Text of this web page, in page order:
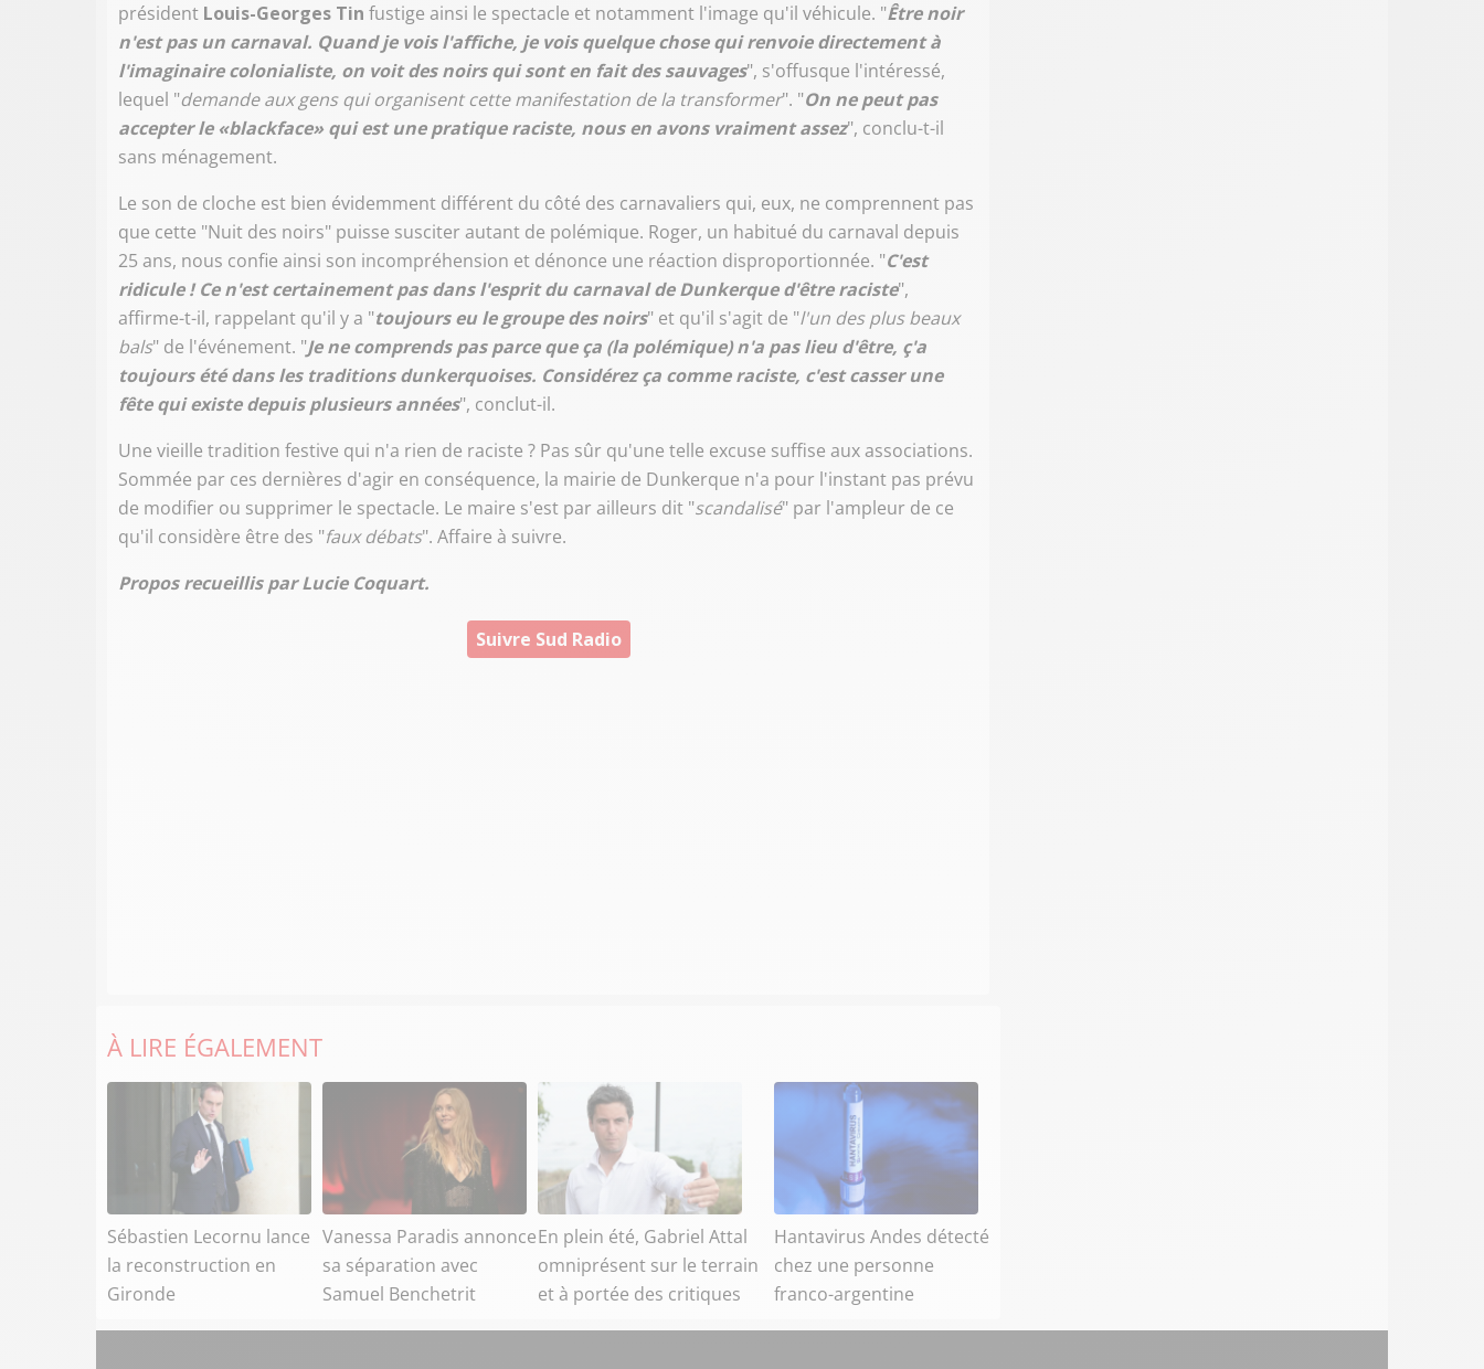
président Louis-Georges Tin fustige ainsi le spectacle et notamment l'image qu'il véhicule. "Être noir
n'est pas un carnaval. Quand je vois l'affiche, je vois quelque chose qui renvoie directement à
l'imaginaire colonialiste, on voit des noirs qui sont en fait des sauvages", s'offusque l'intéressé,
lequel "demande aux gens qui organisent cette manifestation de la transformer". "On ne peut pas
accepter le «blackface» qui est une pratique raciste, nous en avons vraiment assez", conclu-t-il
sans ménagement.
Le son de cloche est bien évidemment différent du côté des carnavaliers qui, eux, ne comprennent pas
que cette "Nuit des noirs" puisse susciter autant de polémique. Roger, un habitué du carnaval depuis
25 ans, nous confie ainsi son incompréhension et dénonce une réaction disproportionnée. "C'est
ridicule ! Ce n'est certainement pas dans l'esprit du carnaval de Dunkerque d'être raciste",
affirme-t-il, rappelant qu'il y a "toujours eu le groupe des noirs" et qu'il s'agit de "l'un des plus beaux
bals" de l'événement. "Je ne comprends pas parce que ça (la polémique) n'a pas lieu d'être, ç'a
toujours été dans les traditions dunkerquoises. Considérez ça comme raciste, c'est casser une
fête qui existe depuis plusieurs années", conclut-il.
Une vieille tradition festive qui n'a rien de raciste ? Pas sûr qu'une telle excuse suffise aux associations.
Sommée par ces dernières d'agir en conséquence, la mairie de Dunkerque n'a pour l'instant pas prévu
de modifier ou supprimer le spectacle. Le maire s'est par ailleurs dit "scandalisé" par l'ampleur de ce
qu'il considère être des "faux débats". Affaire à suivre.
Propos recueillis par Lucie Coquart.
Suivre Sud Radio
À LIRE ÉGALEMENT
Sébastien Lecornu lance
la reconstruction en
Gironde
Vanessa Paradis annonce
sa séparation avec
Samuel Benchetrit
En plein été, Gabriel Attal
omniprésent sur le terrain
et à portée des critiques
Hantavirus Andes détecté
chez une personne
franco-argentine